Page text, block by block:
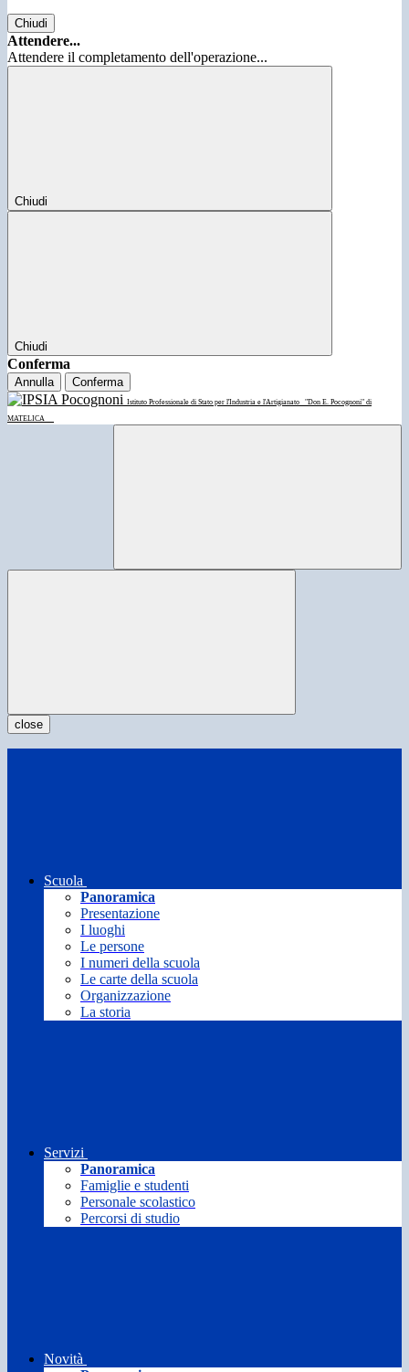
Chiudi
Attendere...
Attendere il completamento dell'operazione...
Chiudi
Chiudi
Conferma
Annulla Conferma
Istituto Professionale di Stato per l'Industria e l'Artigianato
"Don E. Pocognoni" di
MATELICA
close
Scuola
Panoramica
Presentazione
I luoghi
Le persone
I numeri della scuola
Le carte della scuola
Organizzazione
La storia
Servizi
Panoramica
Famiglie e studenti
Personale scolastico
Percorsi di studio
Novità